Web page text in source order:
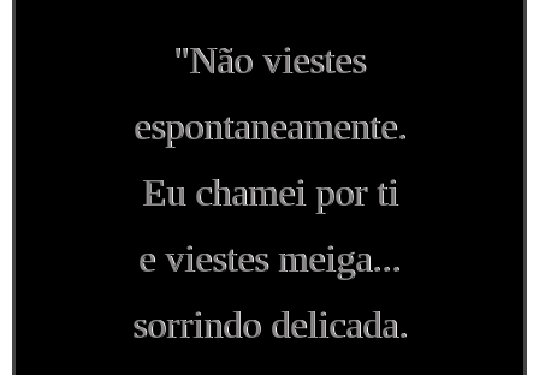
"Não viestes
espontaneamente.
Eu chamei por ti
e viestes meiga...
sorrindo delicada.